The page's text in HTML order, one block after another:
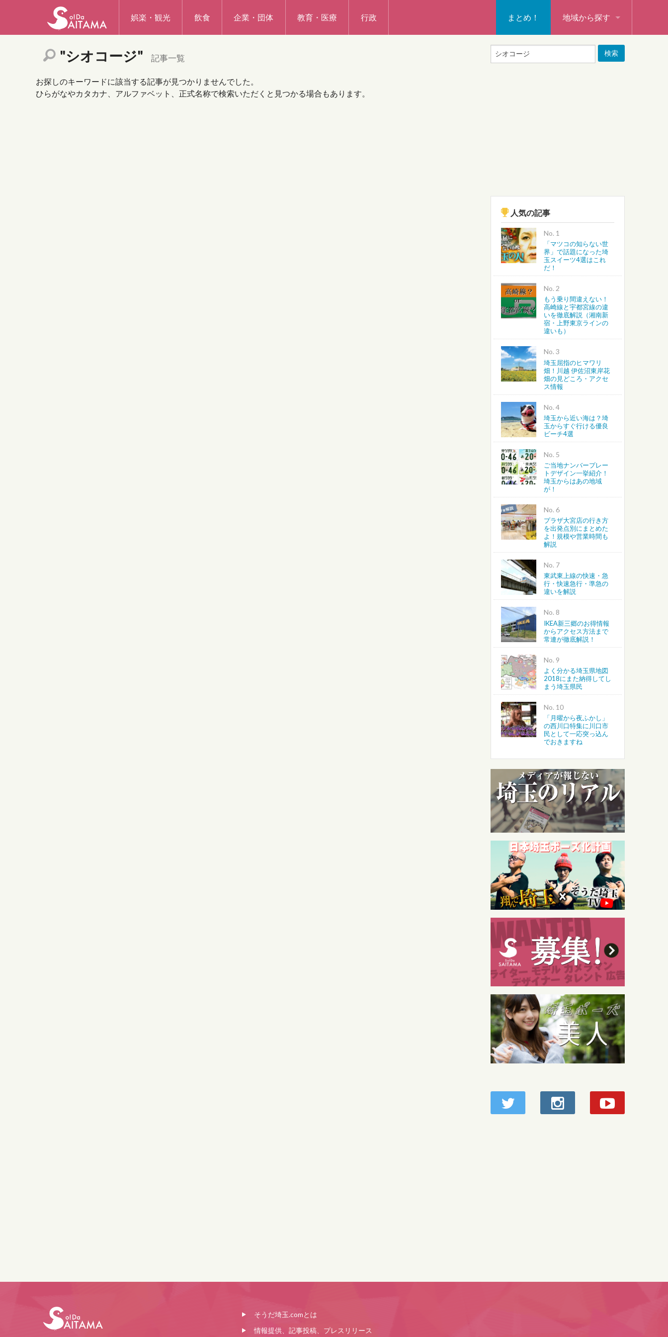
娯楽・観光 飲食 企業・団体 教育・医療 行政 まとめ！ 地域から探す
秩父・飯能・秩父郡
新座・朝霞・戸田・和光
蕨・草加・八潮・三郷
越谷・春日部・吉川・北葛飾
上尾・桶川・北本・鴻巣・北
蓮田・白岡・久喜・幸手・南
"シオコージ" 記事一覧
お探しのキーワードに該当する記事が見つかりませんでした。
ひらがなやカタカナ、アルファベット、正式名称で検索いただくと見つかる場合もあります。
人気の記事
No.
「マツコの知らない世
界」で話題になった埼
玉スイーツ4選はこれ
だ！
No.
もう乗り間違えない！
高崎線と宇都宮線の違
いを徹底解説（湘南新
宿・上野東京ラインの
違いも）
No.
埼玉屈指のヒマワリ
畑！川越 伊佐沼東岸花
畑の見どころ・アクセ
ス情報
No.
埼玉から近い海は？埼
玉からすぐ行ける優良
ビーチ4選
No.
ご当地ナンバープレー
トデザイン一挙紹介！
埼玉からはあの地域
が！
No.
プラザ大宮店の行き方
を出発点別にまとめた
よ！規模や営業時間も
解説
No.
東武東上線の快速・急
行・快速急行・準急の
違いを解説
No.
IKEA新三郷のお得情報
からアクセス方法まで
常連が徹底解説！
No.
よく分かる埼玉県地図
2018にまた納得してし
まう埼玉県民
No.
「月曜から夜ふかし」
の西川口特集に川口市
民として一応突っ込ん
でおきますね
そうだ埼玉.comとは
情報提供、記事投稿、プレスリリース